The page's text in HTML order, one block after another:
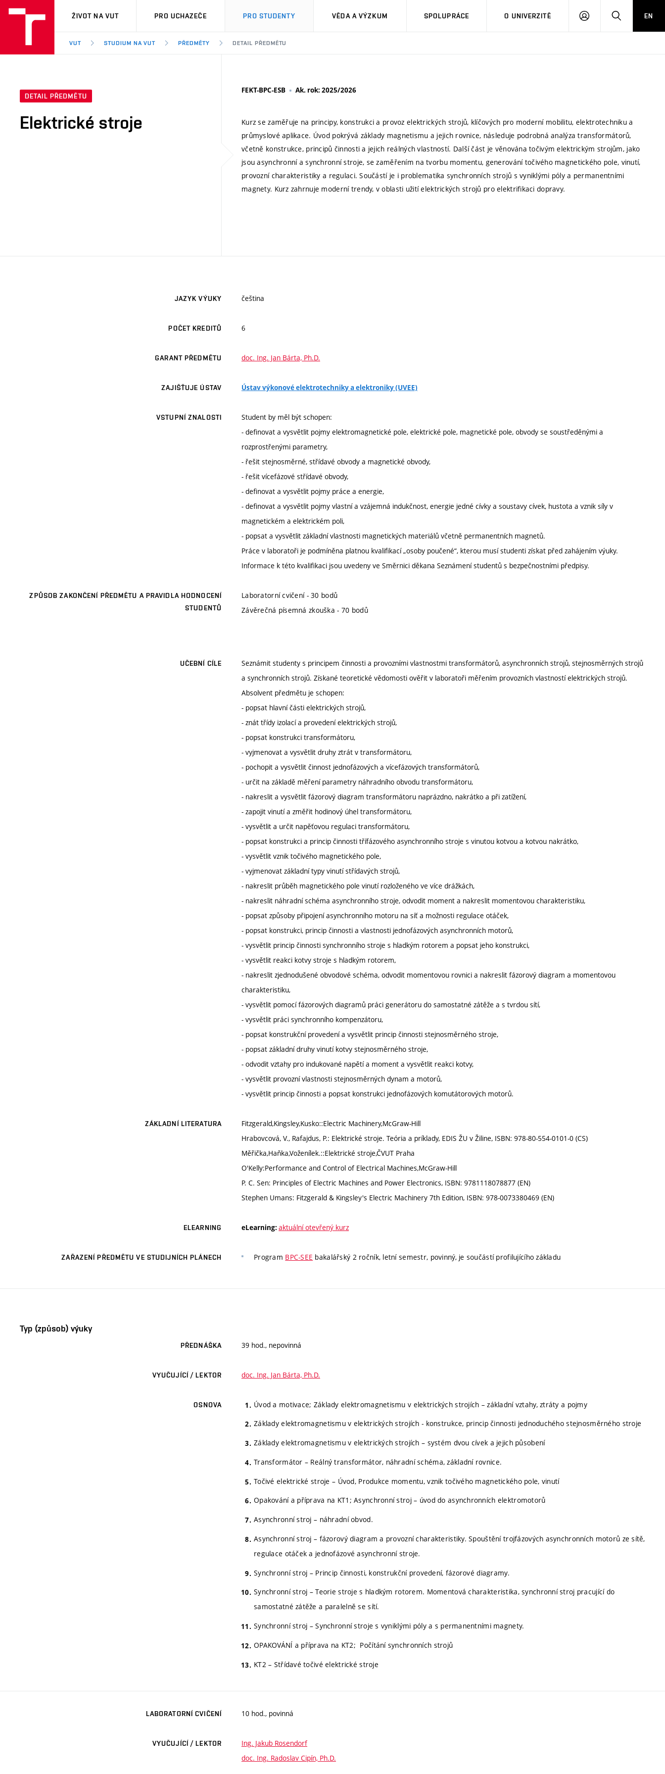
VUT
ŽIVOT NA VUT PRO UCHAZEČE PRO STUDENTY VĚDA A VÝZKUM SPOLUPRÁCE O UNIVERZITĚ
PŘIHLÁSIT HLEDATEN
VUT STUDIUM NA VUT PŘEDMĚTY DETAIL PŘEDMĚTU
DETAIL PŘEDMĚTU
Elektrické stroje
FEKT-BPC-ESB Ak. rok: 2025/2026
Kurz se zaměřuje na principy, konstrukci a provoz elektrických strojů, klíčových pro moderní mobilitu, elektrotechniku a
průmyslové aplikace. Úvod pokrývá základy magnetismu a jejich rovnice, následuje podrobná analýza transformátorů,
včetně konstrukce, principů činnosti a jejich reálných vlastností. Další část je věnována točivým elektrickým strojům, jako
jsou asynchronní a synchronní stroje, se zaměřením na tvorbu momentu, generování točivého magnetického pole, vinutí,
provozní charakteristiky a regulaci. Součástí je i problematika synchronních strojů s vyniklými póly a permanentními
magnety. Kurz zahrnuje moderní trendy, v oblasti užití elektrických strojů pro elektrifikaci dopravy.
JAZYK VÝUKY čeština
POČET KREDITŮ 6
GARANT PŘEDMĚTU doc. Ing. Jan Bárta, Ph.D.
ZAJIŠŤUJE ÚSTAV Ústav výkonové elektrotechniky a elektroniky (UVEE)
VSTUPNÍ ZNALOSTI
Student by měl být schopen:
- definovat a vysvětlit pojmy elektromagnetické pole, elektrické pole, magnetické pole, obvody se soustředěnými a
rozprostřenými parametry,
- řešit stejnosměrné, střídavé obvody a magnetické obvody,
- řešit vícefázové střídavé obvody,
- definovat a vysvětlit pojmy práce a energie,
- definovat a vysvětlit pojmy vlastní a vzájemná indukčnost, energie jedné cívky a soustavy cívek, hustota a vznik síly v
magnetickém a elektrickém poli,
- popsat a vysvětlit základní vlastnosti magnetických materiálů včetně permanentních magnetů.
Práce v laboratoři je podmíněna platnou kvalifikací „osoby poučené“, kterou musí studenti získat před zahájením výuky.
Informace k této kvalifikaci jsou uvedeny ve Směrnici děkana Seznámení studentů s bezpečnostními předpisy.
ZPŮSOB ZAKONČENÍ PŘEDMĚTU A PRAVIDLA HODNOCENÍ
STUDENTŮ
Laboratorní cvičení - 30 bodů
Závěrečná písemná zkouška - 70 bodů
UČEBNÍ CÍLE
Seznámit studenty s principem činnosti a provozními vlastnostmi transformátorů, asynchronních strojů, stejnosměrných strojů
a synchronních strojů. Získané teoretické vědomosti ověřit v laboratoři měřením provozních vlastností elektrických strojů.
Absolvent předmětu je schopen:
- popsat hlavní části elektrických strojů,
- znát třídy izolací a provedení elektrických strojů,
- popsat konstrukci transformátoru,
- vyjmenovat a vysvětlit druhy ztrát v transformátoru,
- pochopit a vysvětlit činnost jednofázových a vícefázových transformátorů,
- určit na základě měření parametry náhradního obvodu transformátoru,
- nakreslit a vysvětlit fázorový diagram transformátoru naprázdno, nakrátko a při zatížení,
- zapojit vinutí a změřit hodinový úhel transformátoru,
- vysvětlit a určit napěťovou regulaci transformátoru,
- popsat konstrukci a princip činnosti třífázového asynchronního stroje s vinutou kotvou a kotvou nakrátko,
- vysvětlit vznik točivého magnetického pole,
- vyjmenovat základní typy vinutí střídavých strojů,
- nakreslit průběh magnetického pole vinutí rozloženého ve více drážkách,
- nakreslit náhradní schéma asynchronního stroje, odvodit moment a nakreslit momentovou charakteristiku,
- popsat způsoby připojení asynchronního motoru na síť a možnosti regulace otáček,
- popsat konstrukci, princip činnosti a vlastnosti jednofázových asynchronních motorů,
- vysvětlit princip činnosti synchronního stroje s hladkým rotorem a popsat jeho konstrukci,
- vysvětlit reakci kotvy stroje s hladkým rotorem,
- nakreslit zjednodušené obvodové schéma, odvodit momentovou rovnici a nakreslit fázorový diagram a momentovou
charakteristiku,
- vysvětlit pomocí fázorových diagramů práci generátoru do samostatné zátěže a s tvrdou sítí,
- vysvětlit práci synchronního kompenzátoru,
- popsat konstrukční provedení a vysvětlit princip činnosti stejnosměrného stroje,
- popsat základní druhy vinutí kotvy stejnosměrného stroje,
- odvodit vztahy pro indukované napětí a moment a vysvětlit reakci kotvy,
- vysvětlit provozní vlastnosti stejnosměrných dynam a motorů,
- vysvětlit princip činnosti a popsat konstrukci jednofázových komutátorových motorů.
ZÁKLADNÍ LITERATURA
Fitzgerald,Kingsley,Kusko::Electric Machinery,McGraw-Hill
Hrabovcová, V., Rafajdus, P.: Elektrické stroje. Teória a príklady, EDIS ŽU v Žiline, ISBN: 978-80-554-0101-0 (CS)
Měřička,Haňka,Voženílek.::Elektrické stroje,ČVUT Praha
O'Kelly:Performance and Control of Electrical Machines,McGraw-Hill
P. C. Sen: Principles of Electric Machines and Power Electronics, ISBN: 9781118078877 (EN)
Stephen Umans: Fitzgerald & Kingsley's Electric Machinery 7th Edition, ISBN: 978-0073380469 (EN)
ELEARNING eLearning: aktuální otevřený kurz
ZAŘAZENÍ PŘEDMĚTU VE STUDIJNÍCH PLÁNECH Program BPC-SEE bakalářský 2 ročník, letní semestr, povinný, je součástí profilujícího základu
Typ (způsob) výuky
PŘEDNÁŠKA 39 hod., nepovinná
VYUČUJÍCÍ / LEKTOR doc. Ing. Jan Bárta, Ph.D.
OSNOVA Úvod a motivace; Základy elektromagnetismu v elektrických strojích – základní vztahy, ztráty a pojmy
Základy elektromagnetismu v elektrických strojích - konstrukce, princip činnosti jednoduchého stejnosměrného stroje
Základy elektromagnetismu v elektrických strojích – systém dvou cívek a jejich působení
Transformátor – Reálný transformátor, náhradní schéma, základní rovnice.
Točivé elektrické stroje – Úvod, Produkce momentu, vznik točivého magnetického pole, vinutí
Opakování a příprava na KT1; Asynchronní stroj – úvod do asynchronních elektromotorů
Asynchronní stroj – náhradní obvod.
Asynchronní stroj – fázorový diagram a provozní charakteristiky. Spouštění trojfázových asynchronních motorů ze sítě,
regulace otáček a jednofázové asynchronní stroje.
Synchronní stroj – Princip činnosti, konstrukční provedení, fázorové diagramy.
Synchronní stroj – Teorie stroje s hladkým rotorem. Momentová charakteristika, synchronní stroj pracující do
samostatné zátěže a paralelně se sítí.
Synchronní stroj – Synchronní stroje s vyniklými póly a s permanentními magnety.
OPAKOVÁNÍ a příprava na KT2; Počítání synchronních strojů
KT2 – Střídavé točivé elektrické stroje
LABORATORNÍ CVIČENÍ 10 hod., povinná
VYUČUJÍCÍ / LEKTOR
Ing. Jakub Rosendorf
doc. Ing. Radoslav Cipín, Ph.D.